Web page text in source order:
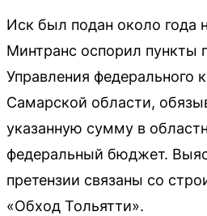
Иск был подан около года
Минтранс оспорил пункты
Управления федерального
Самарской области,
указанную сумму в
федеральный бюджет.
претензии связаны со
«Обход Тольятти».